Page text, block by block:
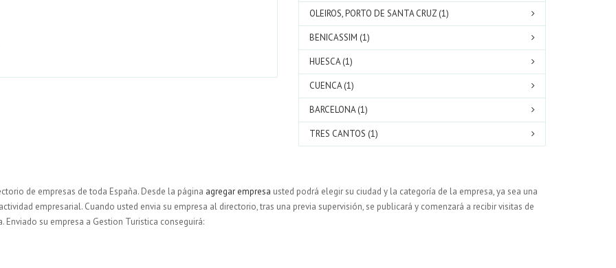
OLEIROS, PORTO DE SANTA CRUZ (1)
BENICASSIM (1)
HUESCA (1)
CUENCA (1)
BARCELONA (1)
TRES CANTOS (1)
de empresas de toda España. Desde la página agregar empresa usted podrá elegir su ciudad y la categoría de la empresa, ya sea una
empresarial. Cuando usted envia su empresa al directorio, tras una previa supervisión, se publicará y comenzará a recibir visitas de
su empresa a Gestion Turistica conseguirá: